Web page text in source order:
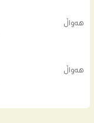
هەواڵ
هەواڵ